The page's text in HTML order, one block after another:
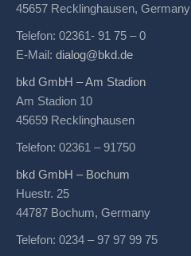
45657 Recklinghausen, Germany
Telefon: 02361- 91 75 – 0
E-Mail: dialog@bkd.de
bkd GmbH – Am Stadion
Am Stadion 10
45659 Recklinghausen
Telefon: 02361 – 91750
bkd GmbH – Bochum
Huestr. 25
44787 Bochum, Germany
Telefon: 0234 – 97 97 99 75